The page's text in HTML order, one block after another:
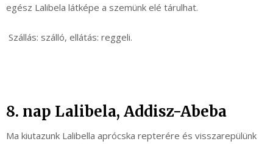
egész Lalibela látképe a szemünk elé tárulhat.
Szállás: szálló, ellátás: reggeli.
8. nap Lalibela, Addisz-Abeba
Ma kiutazunk Lalibella aprócska repterére és visszarepülünk